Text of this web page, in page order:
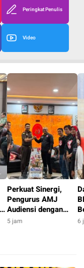
Peringkat Penulis
Video
Perkuat Sinergi,
Pengurus AMJ
Audiensi dengan
Kajati Bengkulu
5 jam 6